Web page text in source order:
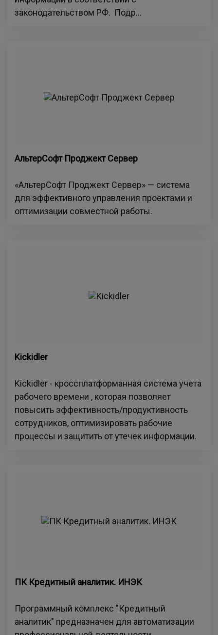
законодательством РФ. Подр...
АльтерСофт Проджект Сервер
«АльтерСофт Проджект Сервер» — система
для эффективного управления проектами и
оптимизации совместной работы.
Kickidler
Kickidler - кроссплатформанная система учета
рабочего времени , которая позволяет
повысить эффективность/продуктивность
сотрудников, оптимизировать рабочие
процессы и защитить от утечек информации.
ПК Кредитный аналитик. ИНЭК
Программный комплекс "Кредитный
аналитик" предназначен для автоматизации